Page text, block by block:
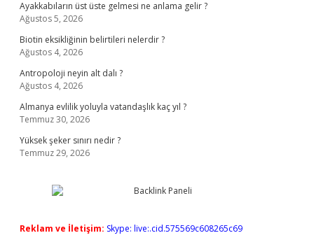
Ayakkabıların üst üste gelmesi ne anlama gelir ?
Ağustos 5, 2026
Biotin eksikliğinin belirtileri nelerdir ?
Ağustos 4, 2026
Antropoloji neyin alt dalı ?
Ağustos 4, 2026
Almanya evlilik yoluyla vatandaşlık kaç yıl ?
Temmuz 30, 2026
Yüksek şeker sınırı nedir ?
Temmuz 29, 2026
Reklam ve İletişim: Skype: live:.cid.575569c608265c69